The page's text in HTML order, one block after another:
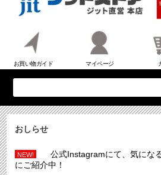
お買い物ガイド マイページ
おしらせ
NEW!
公式Instagramにて、気にな
にご紹介中！